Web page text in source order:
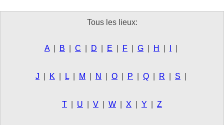
Tous les lieux:
A B C D E F G H
J K L M N O P Q R S
T U V W X Y Z